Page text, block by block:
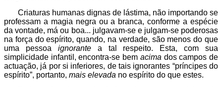
Criaturas humanas dignas de lástima, não importando se
professam a magia negra ou a branca, conforme a espécie
da vontade, má ou boa... julgavam-se e julgam-se poderosas
na força do espírito, quando, na verdade, são menos do que
uma pessoa ignorante a tal respeito. Esta, com sua
simplicidade infantil, encontra-se bem acima dos campos de
actuação, já por si inferiores, de tais ignorantes “príncipes do
espírito”, portanto, mais elevada no espírito do que estes.